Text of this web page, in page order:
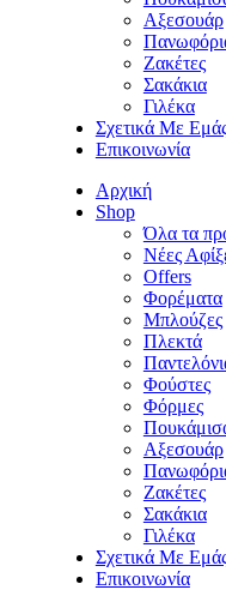
Aξεσουάρ
Ζακέτες
Σακάκια
Γιλέκα
Σχετικά Με
Επικοινωνία
Αρχική
Shop
Όλα τα
Νέες
Offers
Φορέματα
Μπλούζες
Πλεκτά
Φούστες
Φόρμες
Aξεσουάρ
Ζακέτες
Σακάκια
Γιλέκα
Σχετικά Με
Επικοινωνία